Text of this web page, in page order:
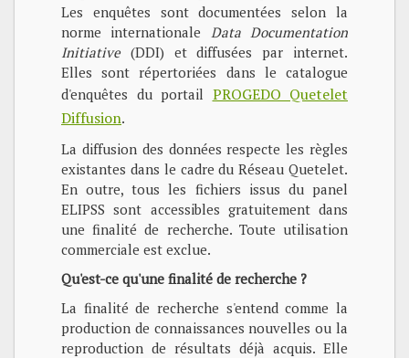
Les enquêtes sont documentées selon la
norme internationale Data Documentation
Initiative(DDI) et diffusées par internet.
Elles sont répertoriées dans le catalogue
d'enquêtes du portail PROGEDO Quetelet
Diffusion.
La diffusion des données respecte les règles
existantes dans le cadre du Réseau Quetelet.
En outre, tous les fichiers issus du panel
ELIPSS sont accessibles gratuitement dans
une finalité de recherche. Toute utilisation
commerciale est exclue.
Qu'est-ce qu'une finalité de recherche ?
La finalité de recherche s'entend comme la
production de connaissances nouvelles ou la
reproduction de résultats déjà acquis. Elle